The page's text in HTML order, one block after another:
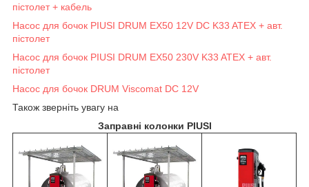
пістолет + кабель
Насос для бочок PIUSI DRUM EX50 12V DC K33 ATEX + авт.
пістолет
Насос для бочок PIUSI DRUM EX50 230V K33 ATEX + авт.
пістолет
Насос для бочок DRUM Viscomat DC 12V
Також зверніть увагу на
Заправні колонки PIUSI